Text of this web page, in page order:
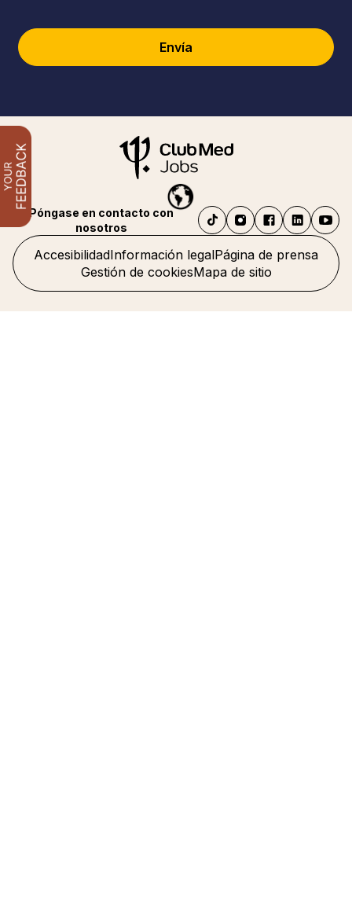
Envía
AccesibilidadInformación legalPágina de prensa
Gestión de cookiesMapa de sitio
Póngase en contacto con
nosotros